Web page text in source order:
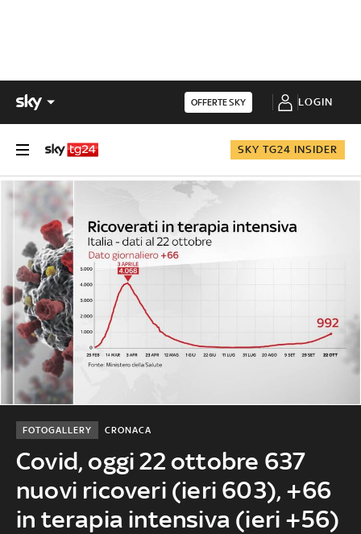
OFFERTE SKY LOGIN
SKY TG24 INSIDER
Covid, oggi 22 ottobre 637
nuovi ricoveri (ieri 603), +66
in terapia intensiva (ieri +56)
CRONACA
FOTOGALLERY